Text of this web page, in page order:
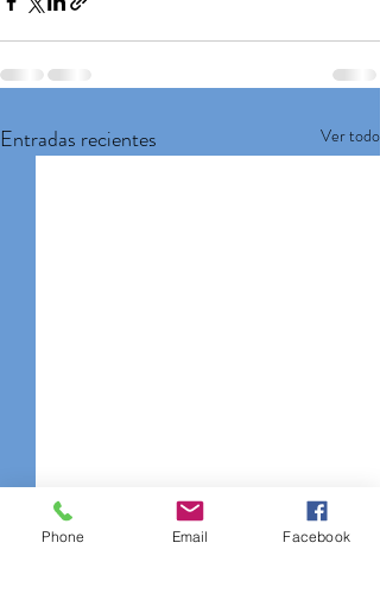
Entradas recientes Ver todo
Phone Email Facebook